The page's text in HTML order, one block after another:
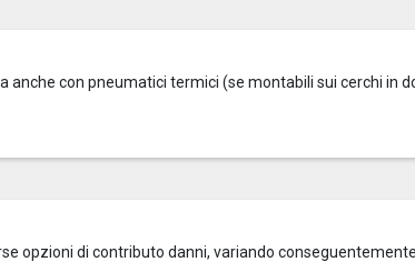
anche con pneumatici termici (se montabili sui cerchi in
opzioni di contributo danni, variando